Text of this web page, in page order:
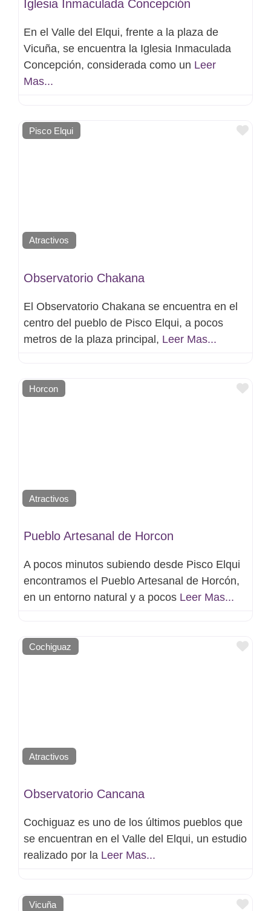
Iglesia Inmaculada Concepción
En el Valle del Elqui, frente a la plaza de
Vicuña, se encuentra la Iglesia Inmaculada
Concepción, considerada como un Leer
Mas...
Pisco Elqui
Atractivos
Observatorio Chakana
El Observatorio Chakana se encuentra en el
centro del pueblo de Pisco Elqui, a pocos
metros de la plaza principal, Leer Mas...
Horcon
Atractivos
Pueblo Artesanal de Horcon
A pocos minutos subiendo desde Pisco Elqui
encontramos el Pueblo Artesanal de Horcón,
en un entorno natural y a pocos Leer Mas...
Cochiguaz
Atractivos
Observatorio Cancana
Cochiguaz es uno de los últimos pueblos que
se encuentran en el Valle del Elqui, un estudio
realizado por la Leer Mas...
Vicuña